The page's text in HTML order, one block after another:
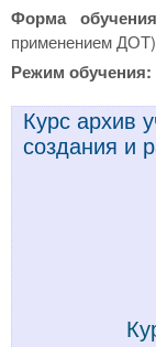
Форма
применением
Режим обучения:
Курс архив
создания и